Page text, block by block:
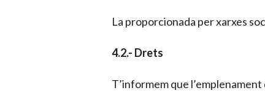
La proporcionada per xarxes
4.2.- Drets
T’informem que